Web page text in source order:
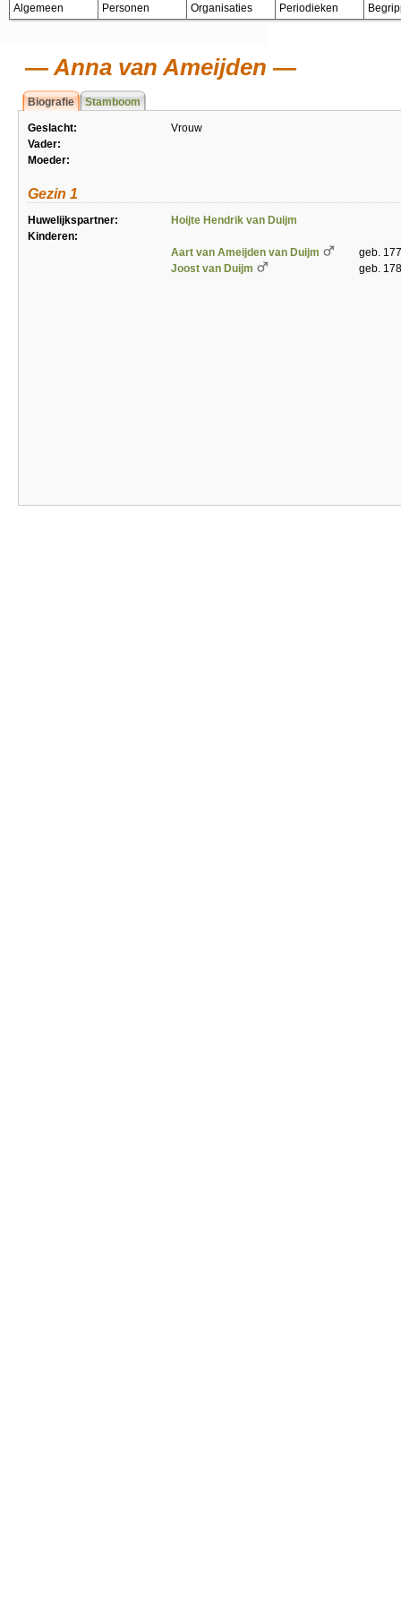
Algemeen Personen Organisaties Periodieken
Anna van Ameijden
Biografie Stamboom
Geslacht:
Vrouw
Vader:
Moeder:
Gezin 1
Huwelijkspartner:
Hoijte Hendrik van Duijm
Kinderen:
Aart van Ameijden van Duijm
geb.
Joost van Duijm
geb.